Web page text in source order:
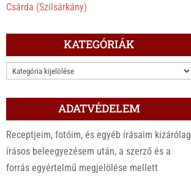
Csárda (Szilsárkány)
KATEGÓRIÁK
KATEGÓRIÁK
ADATVÉDELEM
Receptjeim, fotóim, és egyéb írásaim kizárólag
írásos beleegyezésem után, a szerző és a
forrás egyértelmű megjelölése mellett